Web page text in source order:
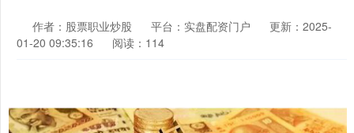
作者：股票职业炒股 平台：实盘配资门户
更新：2025-
01-20 09:35:16
阅读：114